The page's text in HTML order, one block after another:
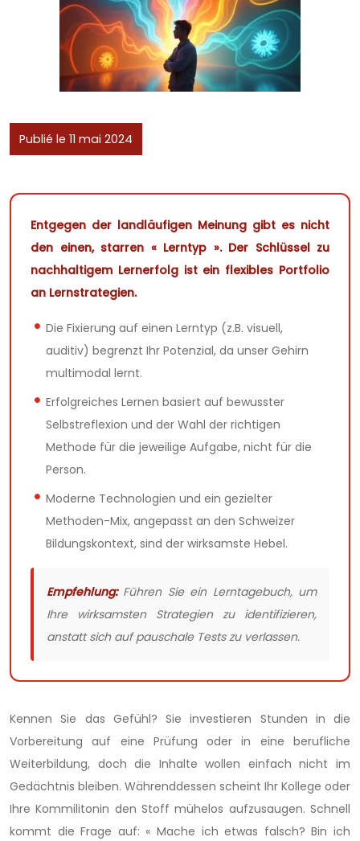
Publié le 11 mai 2024
Entgegen der landläufigen Meinung gibt es nicht
den einen, starren « Lerntyp ». Der Schlüssel zu
nachhaltigem Lernerfolg ist ein flexibles Portfolio
an Lernstrategien.
Die Fixierung auf einen Lerntyp (z.B. visuell,
auditiv) begrenzt Ihr Potenzial, da unser Gehirn
multimodal lernt.
Erfolgreiches Lernen basiert auf bewusster
Selbstreflexion und der Wahl der richtigen
Methode für die jeweilige Aufgabe, nicht für die
Person.
Moderne Technologien und ein gezielter
Methoden-Mix, angepasst an den Schweizer
Bildungskontext, sind der wirksamste Hebel.
Empfehlung:Führen Sie ein Lerntagebuch, um
Ihre wirksamsten Strategien zu identifizieren,
anstatt sich auf pauschale Tests zu verlassen.
Kennen Sie das Gefühl? Sie investieren Stunden in die
Vorbereitung auf eine Prüfung oder in eine berufliche
Weiterbildung, doch die Inhalte wollen einfach nicht im
Gedächtnis bleiben. Währenddessen scheint Ihr Kollege oder
Ihre Kommilitonin den Stoff mühelos aufzusaugen. Schnell
kommt die Frage auf: « Mache ich etwas falsch? Bin ich